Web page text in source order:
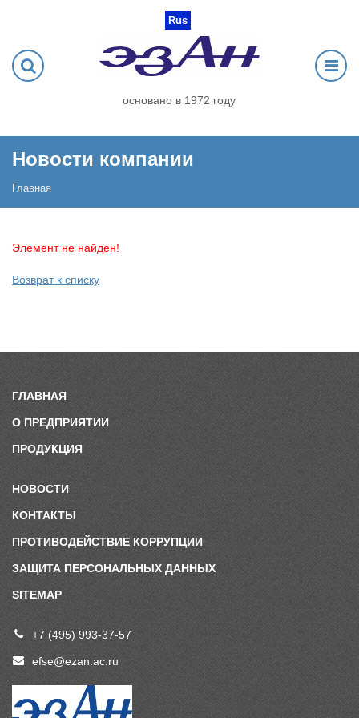
Rus
основано в 1972 году
Новости компании
Главная
Элемент не найден!
Возврат к списку
ГЛАВНАЯ
О ПРЕДПРИЯТИИ
ПРОДУКЦИЯ
НОВОСТИ
КОНТАКТЫ
ПРОТИВОДЕЙСТВИЕ КОРРУПЦИИ
ЗАЩИТА ПЕРСОНАЛЬНЫХ ДАННЫХ
SITEMAP
+7 (495) 993-37-57
efse@ezan.ac.ru